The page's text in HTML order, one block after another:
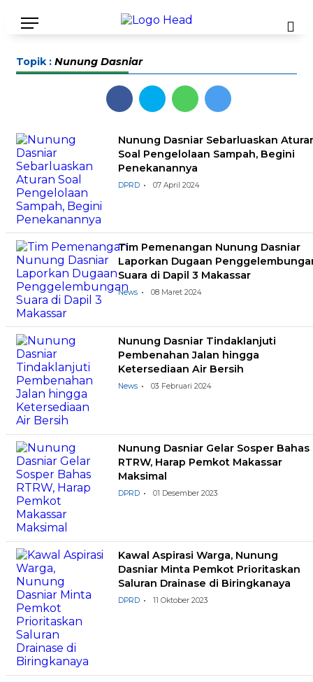
Topik : Nunung Dasniar
Nunung Dasniar Sebarluaskan
Soal Pengelolaan Sampah, Begini
Penekanannya
DPRD 07 April 2024
Tim Pemenangan Nunung Dasniar
Laporkan Dugaan
Suara di Dapil 3 Makassar
News 08 Maret 2024
Nunung Dasniar Tindaklanjuti
Pembenahan Jalan hingga
Ketersediaan Air Bersih
News 03 Februari 2024
Nunung Dasniar Gelar Sosper Bahas
RTRW, Harap Pemkot Makassar
Maksimal
DPRD 01 Desember 2023
Kawal Aspirasi Warga, Nunung
Dasniar Minta Pemkot Prioritaskan
Saluran Drainase di Biringkanaya
DPRD 11 Oktober 2023